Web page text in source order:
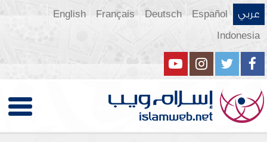
عربي Español
Deutsch
Français
English
Indonesia